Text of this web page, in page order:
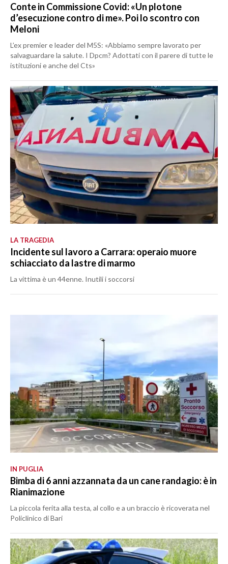
Conte in Commissione Covid: «Un plotone
d’esecuzione contro di me». Poi lo scontro con
Meloni
L’ex premier e leader del M5S: «Abbiamo sempre lavorato per
salvaguardare la salute. I Dpcm? Adottati con il parere di tutte le
istituzioni e anche del Cts»
LA TRAGEDIA
Incidente sul lavoro a Carrara: operaio muore
schiacciato da lastre di marmo
La vittima è un 44enne. Inutili i soccorsi
IN PUGLIA
Bimba di 6 anni azzannata da un cane randagio: è in
Rianimazione
La piccola ferita alla testa, al collo e a un braccio è ricoverata nel
Policlinico di Bari